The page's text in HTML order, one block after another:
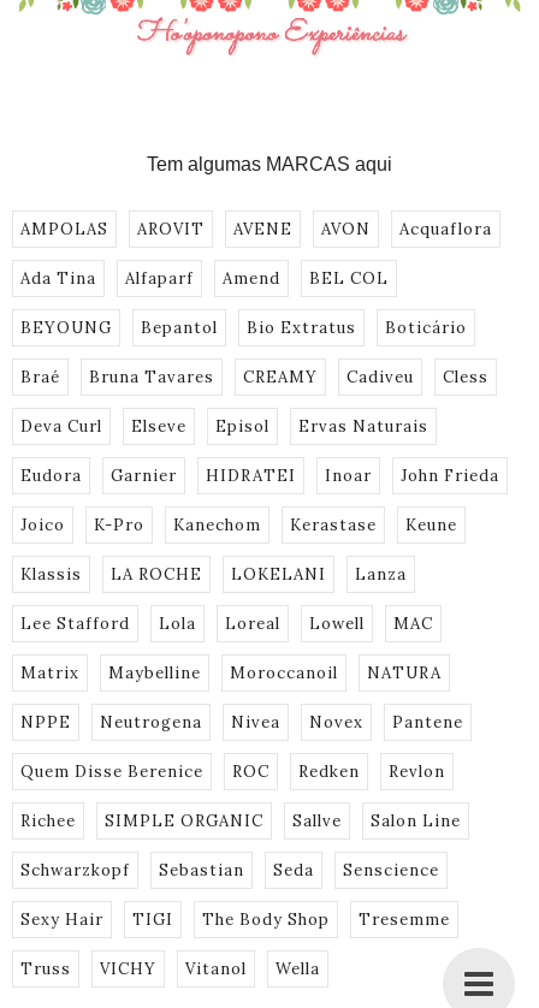
Tem algumas MARCAS aqui
AMPOLAS AROVIT AVENE AVON Acquaflora
Ada Tina Alfaparf Amend BEL COL
BEYOUNG Bepantol Bio Extratus Boticário
Braé Bruna Tavares CREAMY Cadiveu Cless
Deva Curl Elseve Episol Ervas Naturais
Eudora Garnier HIDRATEI Inoar John Frieda
Joico K-Pro Kanechom Kerastase Keune
Klassis LA ROCHE LOKELANI Lanza
Lee Stafford Lola Loreal Lowell MAC
Matrix Maybelline Moroccanoil NATURA
NPPE Neutrogena Nivea Novex Pantene
Quem Disse Berenice ROC Redken Revlon
Richee SIMPLE ORGANIC Sallve Salon Line
Schwarzkopf Sebastian Seda Senscience
Sexy Hair TIGI The Body Shop Tresemme
Truss VICHY Vitanol Wella